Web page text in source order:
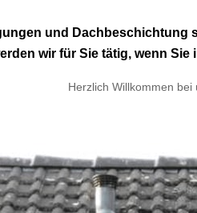
und
wir für Sie tätig, wenn
Herzlich Willkommen